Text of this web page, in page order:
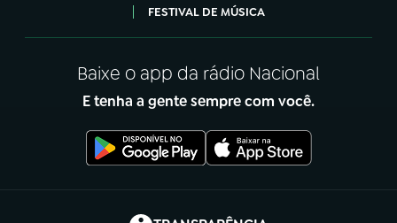
FESTIVAL DE MÚSICA
Baixe o app da rádio Nacional
E tenha a gente sempre com você.